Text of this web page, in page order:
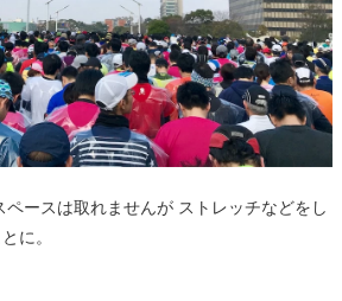
ペースは取れませんが ストレッチなどをし
に。